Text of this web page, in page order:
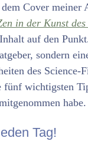
Cover meiner
in der Kunst des
auf den
sondern
des Science-
wichtigsten
habe.
Tag!